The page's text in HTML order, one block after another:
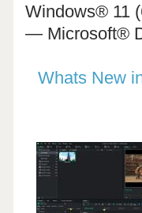
Windows® 11
— Microsoft®
Whats New